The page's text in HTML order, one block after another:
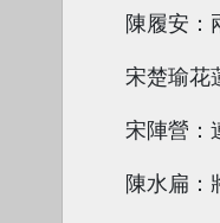
陳履安
宋楚瑜花
宋陣營：
陳水扁：